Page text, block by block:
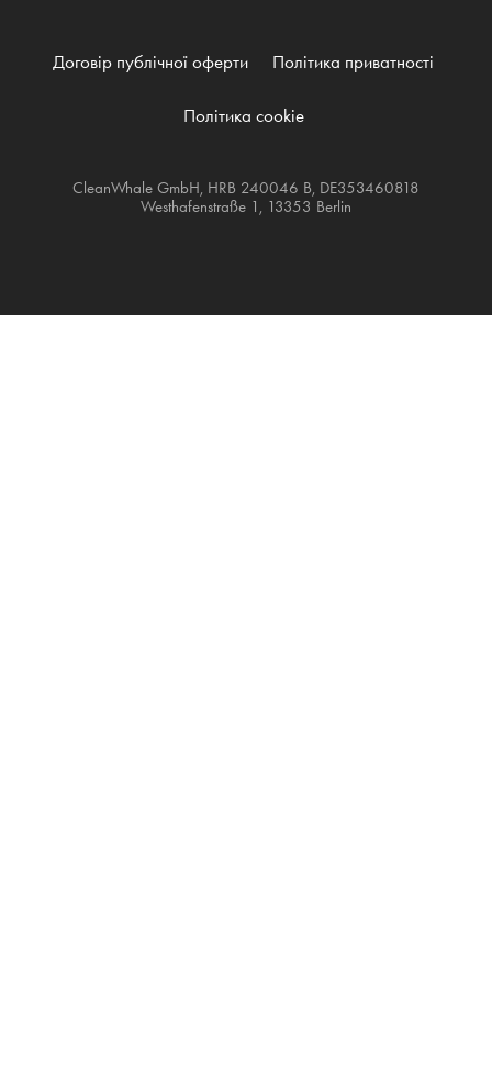
Договір публічної оферти Політика приватності
Політика cookie
CleanWhale GmbH, HRB 240046 B, DE353460818
Westhafenstraße 1, 13353 Berlin